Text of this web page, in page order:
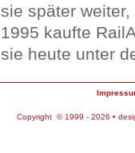
sie später
1995 kaufte
sie heute unter
Copyright © 1999 - 2026 •